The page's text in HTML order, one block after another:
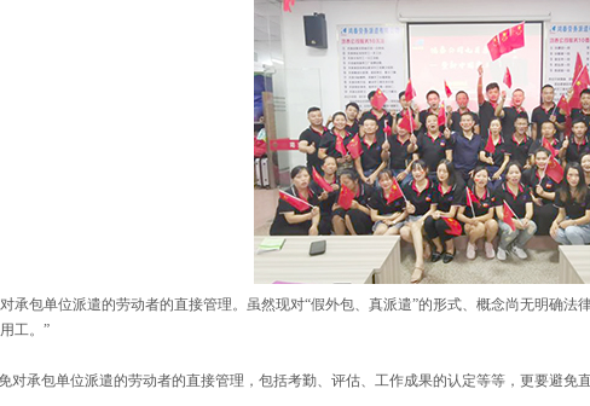
承包单位派遣的劳动者的直接管理。虽然现对“假外包、真派遣”的形式、概念尚无明确
工。”
对承包单位派遣的劳动者的直接管理，包括考勤、评估、工作成果的认定等等，更要避免